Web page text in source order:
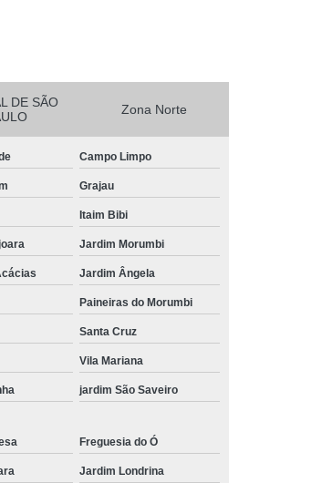
DE SÃO
Zona Norte
Campo Limpo
Grajau
Itaim Bibi
Jardim Morumbi
Jardim Ângela
Paineiras do Morumbi
Santa Cruz
Vila Mariana
jardim São Saveiro
Freguesia do Ó
Jardim Londrina